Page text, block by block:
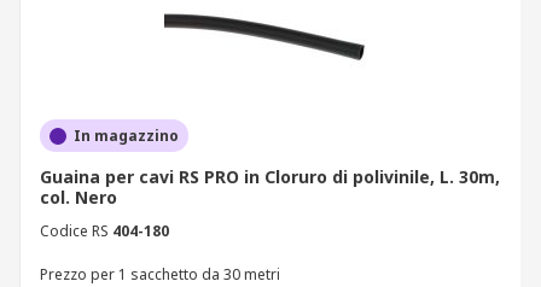
In magazzino
Guaina per cavi RS PRO in Cloruro di polivinile, L. 30m,
col. Nero
Codice RS 404-180
Prezzo per 1 sacchetto da 30 metri